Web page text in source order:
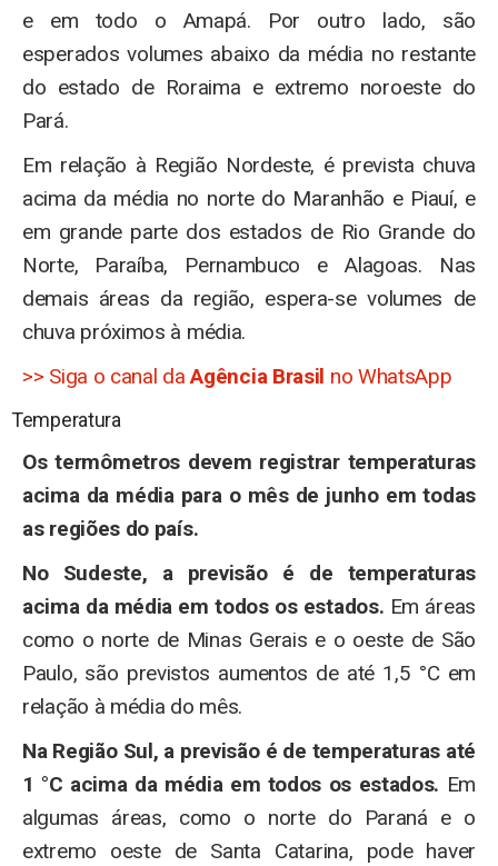
e em todo o Amapá. Por outro lado, são
esperados volumes abaixo da média no restante
do estado de Roraima e extremo noroeste do
Pará.
Em relação à Região Nordeste, é prevista chuva
acima da média no norte do Maranhão e Piauí, e
em grande parte dos estados de Rio Grande do
Norte, Paraíba, Pernambuco e Alagoas. Nas
demais áreas da região, espera-se volumes de
chuva próximos à média.
>> Siga o canal daAgência Brasil no WhatsApp
Temperatura
Os termômetros devem registrar temperaturas
acima da média para o mês de junho em todas
as regiões do país.
No Sudeste, a previsão é de temperaturas
acima da média em todos os estados. Em áreas
como o norte de Minas Gerais e o oeste de São
Paulo, são previstos aumentos de até 1,5 °C em
relação à média do mês.
Na Região Sul, a previsão é de temperaturas até
1 °C acima da média em todos os estados. Em
algumas áreas, como o norte do Paraná e o
extremo oeste de Santa Catarina, pode haver